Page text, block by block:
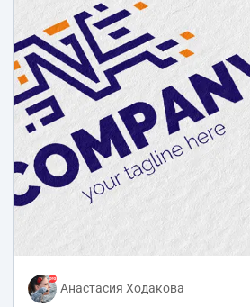
Анастасия Ходакова